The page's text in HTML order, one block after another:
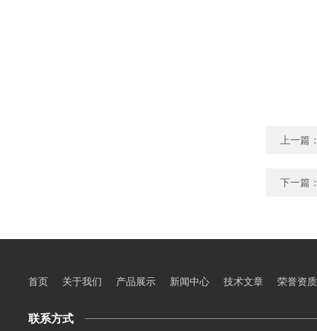
上一篇
下一篇
首页 关于我们 产品展示 新闻中心 技术文章 荣誉资质
联系方式